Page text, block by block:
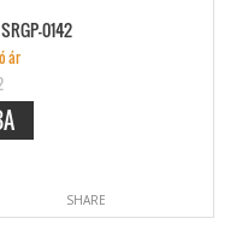
0142
ár
SHARE